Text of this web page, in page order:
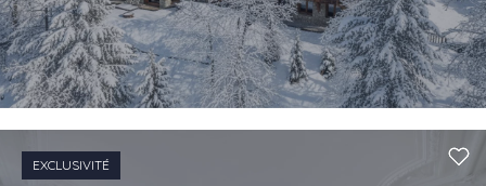
Un accès à tous les professionnels pour
EXCLUSIVITÉ